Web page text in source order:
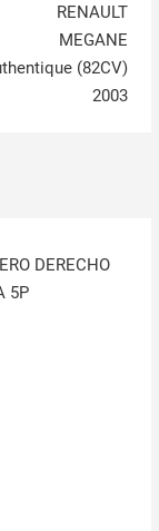
RENAULT
MEGANE
(82CV)
2003
DERECHO
5P